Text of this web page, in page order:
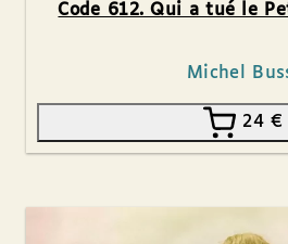
Code 612. Qui a tué le
Michel
24€